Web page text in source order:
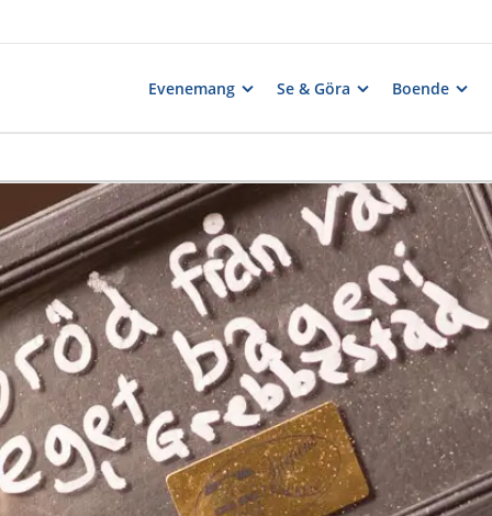
Evenemang Se & Göra Boende